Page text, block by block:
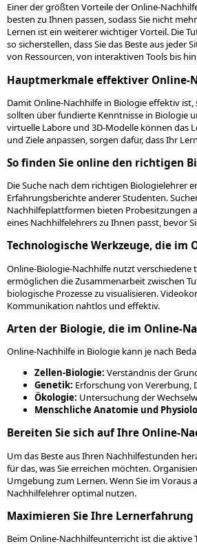
Einer der größten Vorteile der Online-
besten zu Ihnen passen, sodass Sie nicht
Lernen ist ein weiterer wichtiger Vorteil. Die
so sicherstellen, dass Sie das Beste aus
von Ressourcen, von interaktiven Tools bis
Hauptmerkmale effektiver Online-
Damit Online-Nachhilfe in Biologie effektiv
sollten über fundierte Kenntnisse in Biologie
virtuelle Labore und 3D-Modelle können das
und Ziele anpassen, sorgen dafür, dass Ihr
So finden Sie online den richtigen
Die Suche nach dem richtigen Biologielehrer
Erfahrungsberichte anderer Studenten.
Nachhilfeplattformen bieten Probesitzungen
eines Nachhilfelehrers zu Ihnen passt, bevor
Technologische Werkzeuge, die
Online-Biologie-Nachhilfe nutzt verschiedene
ermöglichen die Zusammenarbeit zwischen
biologische Prozesse zu visualisieren.
Kommunikation nahtlos und effektiv.
Arten der Biologie, die im Online-
Online-Nachhilfe in Biologie kann je nach
Zellen-Biologie: Verständnis der
Genetik: Erforschung von Vererbung,
Ökologie: Untersuchung der
Menschliche Anatomie und
Bereiten Sie sich auf Ihre Online-
Um das Beste aus Ihren Nachhilfestunden
für das, was Sie erreichen möchten.
Umgebung zum Lernen. Wenn Sie im
Nachhilfelehrer optimal nutzen.
Maximieren Sie Ihre Lernerfahrung
Beim Online-Nachhilfeunterricht ist die aktive